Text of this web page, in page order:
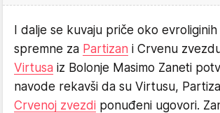
I dalje se kuvaju priče oko
spremne za Partizan i Crvenu
Virtusa iz Bolonje Masimo Zaneti
navode rekavši da su Virtusu,
Crvenoj zvezdi ponuđeni ugovori.